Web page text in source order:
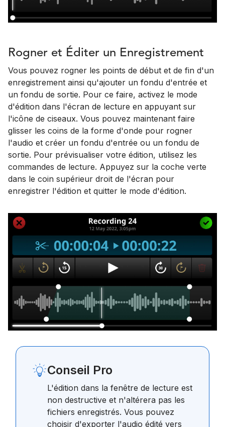
Rogner et Éditer un Enregistrement
Vous pouvez rogner les points de début et de fin d'un
enregistrement ainsi qu'ajouter un fondu d'entrée et
un fondu de sortie. Pour ce faire, activez le mode
d'édition dans l'écran de lecture en appuyant sur
l'icône de ciseaux. Vous pouvez maintenant faire
glisser les coins de la forme d'onde pour rogner
l'audio et créer un fondu d'entrée ou un fondu de
sortie. Pour prévisualiser votre édition, utilisez les
commandes de lecture. Appuyez sur la coche verte
dans le coin supérieur droit de l'écran pour
enregistrer l'édition et quitter le mode d'édition.
Conseil Pro
L'édition dans la fenêtre de lecture est
non destructive et n'altérera pas les
fichiers enregistrés. Vous pouvez
choisir d'exporter l'audio édité vers